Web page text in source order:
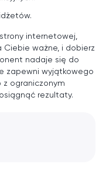
internetowej,
Ciebie ważne, i dobierz
nadaje się do
zapewni wyjątkowego
ograniczonym
rezultaty.